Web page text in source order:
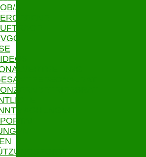
A